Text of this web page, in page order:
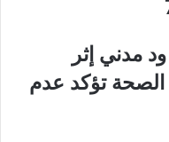
مدني إثر
الصحة تؤكد عدم